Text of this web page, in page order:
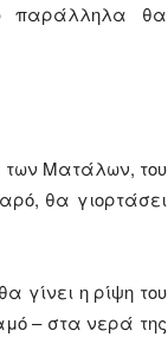
παράλληλα θα
των Ματάλων, του
θα γιορτάσει
γίνει η ρίψη του
– στα νερά της